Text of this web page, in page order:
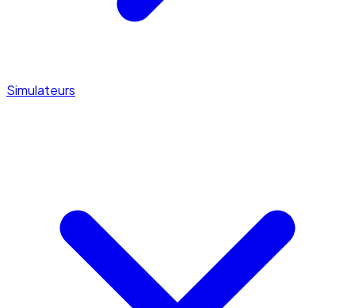
Simulateurs